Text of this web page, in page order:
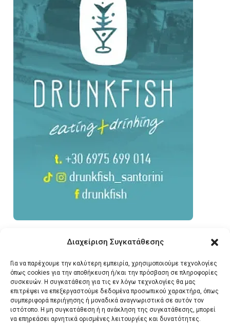
Διαχείριση Συγκατάθεσης
Για να παρέχουμε την καλύτερη εμπειρία, χρησιμοποιούμε τεχνολογίες
όπως cookies για την αποθήκευση ή/και την πρόσβαση σε πληροφορίες
συσκευών. Η συγκατάθεση για τις εν λόγω τεχνολογίες θα μας
επιτρέψει να επεξεργαστούμε δεδομένα προσωπικού χαρακτήρα, όπως
συμπεριφορά περιήγησης ή μοναδικά αναγνωριστικά σε αυτόν τον
ιστότοπο. Η μη συγκατάθεση ή η ανάκληση της συγκατάθεσης, μπορεί
να επηρεάσει αρνητικά ορισμένες λειτουργίες και δυνατότητες.